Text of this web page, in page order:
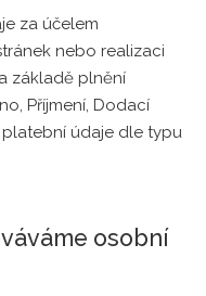
za účelem
nebo realizaci
základě plnění
Příjmení, Dodací
platební údaje dle typu
osobní